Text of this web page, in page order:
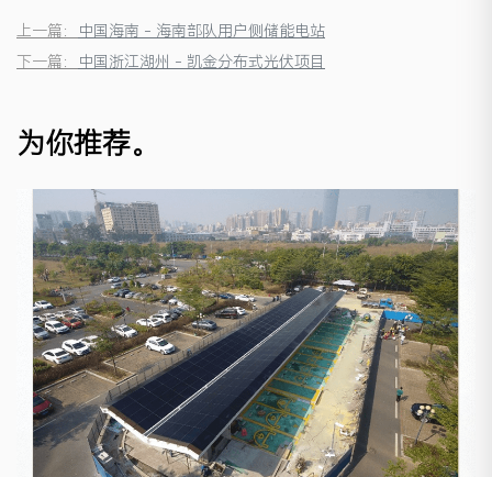
上一篇：
中国海南 - 海南部队用户侧储能电站
下一篇：
中国浙江湖州 - 凯金分布式光伏项目
为你推荐。